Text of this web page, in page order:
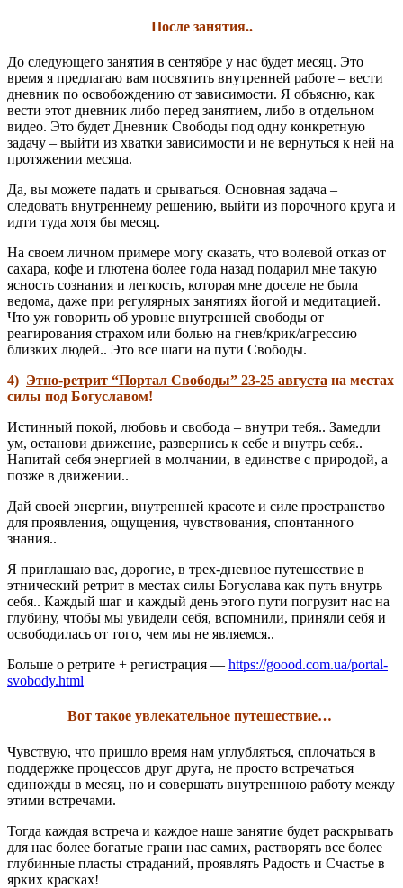
После занятия..
До следующего занятия в сентябре у нас будет месяц. Это
время я предлагаю вам посвятить внутренней работе – вести
дневник по освобождению от зависимости. Я объясню, как
вести этот дневник либо перед занятием, либо в отдельном
видео. Это будет Дневник Свободы под одну конкретную
задачу – выйти из хватки зависимости и не вернуться к ней на
протяжении месяца.
Да, вы можете падать и срываться. Основная задача –
следовать внутреннему решению, выйти из порочного круга и
идти туда хотя бы месяц.
На своем личном примере могу сказать, что волевой отказ от
сахара, кофе и глютена более года назад подарил мне такую
ясность сознания и легкость, которая мне доселе не была
ведома, даже при регулярных занятиях йогой и медитацией.
Что уж говорить об уровне внутренней свободы от
реагирования страхом или болью на гнев/крик/агрессию
близких людей.. Это все шаги на пути Свободы.
4) Этно-ретрит “Портал Свободы” 23-25 августа на местах
силы под Богуславом!
Истинный покой, любовь и свобода – внутри тебя.. Замедли
ум, останови движение, развернись к себе и внутрь себя..
Напитай себя энергией в молчании, в единстве с природой, а
позже в движении..
Дай своей энергии, внутренней красоте и силе пространство
для проявления, ощущения, чувствования, спонтанного
знания..
Я приглашаю вас, дорогие, в трех-дневное путешествие в
этнический ретрит в местах силы Богуслава как путь внутрь
себя.. Каждый шаг и каждый день этого пути погрузит нас на
глубину, чтобы мы увидели себя, вспомнили, приняли себя и
освободилась от того, чем мы не являемся..
Больше о ретрите + регистрация — https://goood.com.ua/portal-
svobody.html
Вот такое увлекательное путешествие…
Чувствую, что пришло время нам углубляться, сплочаться в
поддержке процессов друг друга, не просто встречаться
единожды в месяц, но и совершать внутреннюю работу между
этими встречами.
Тогда каждая встреча и каждое наше занятие будет раскрывать
для нас более богатые грани нас самих, растворять все более
глубинные пласты страданий, проявлять Радость и Счастье в
ярких красках!